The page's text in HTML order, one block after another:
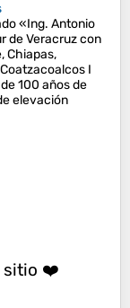
«Ing. Antonio
de Veracruz con
Chiapas,
I
100 años de
elevación
sitio ❤️